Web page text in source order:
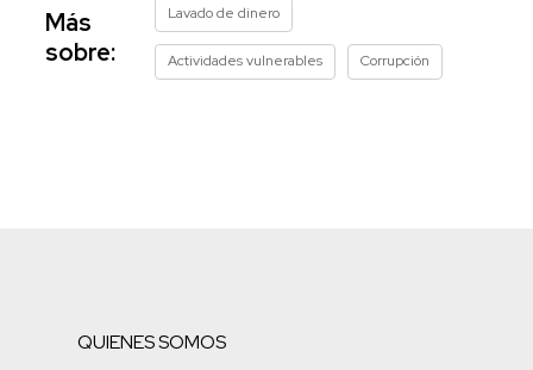
Más
sobre:
Lavado de dinero
Actividades vulnerables Corrupción
QUIENES SOMOS